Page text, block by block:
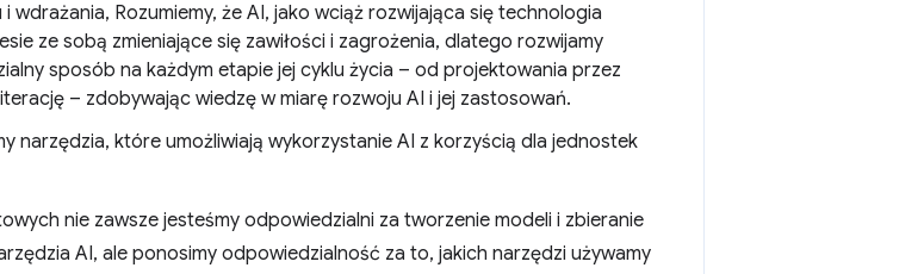
Rozumiemy, że AI, jako wciąż rozwijająca się technologia
ze sobą zmieniające się zawiłości i zagrożenia, dlatego rozwijamy
sposób na każdym etapie jej cyklu życia – od projektowania przez
– zdobywając wiedzę w miarę rozwoju AI i jej zastosowań.
narzędzia, które umożliwiają wykorzystanie AI z korzyścią dla jednostek
nie zawsze jesteśmy odpowiedzialni za tworzenie modeli i zbieranie
AI, ale ponosimy odpowiedzialność za to, jakich narzędzi używamy